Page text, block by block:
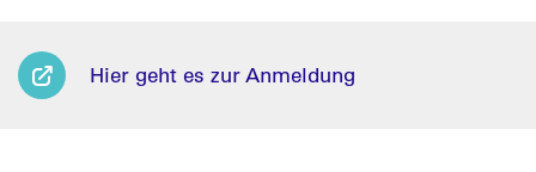
Hier geht es zur Anmeldung